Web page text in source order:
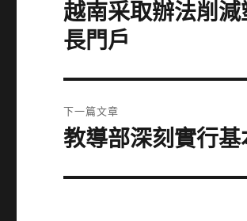
導
上
一
篇
文
越南采取辦法削
長門戶
下一篇文章
下
篇
教導部深刻實行基